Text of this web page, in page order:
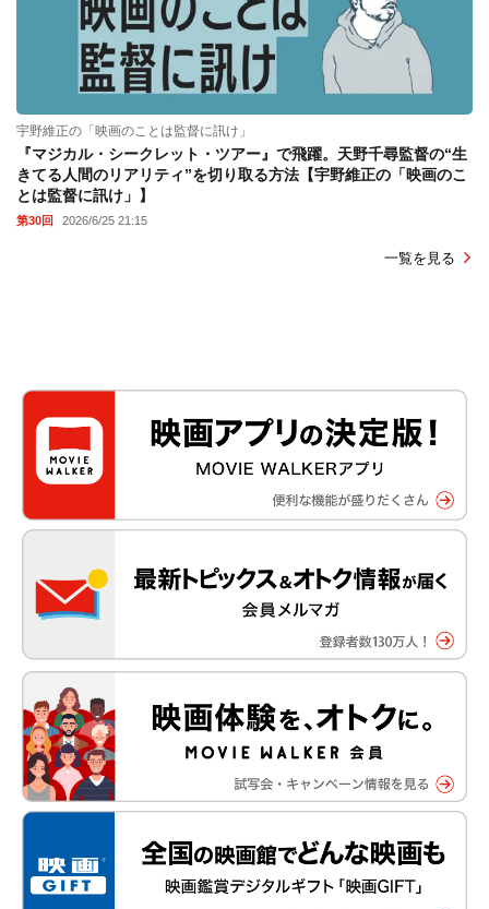
宇野維正の「映画のことは監督に訊け」
『マジカル・シークレット・ツアー』で飛躍。天野千尋監督の“生
きてる人間のリアリティ”を切り取る方法【宇野維正の「映画のこ
とは監督に訊け」】
第30回 2026/6/25 21:15
一覧を見る